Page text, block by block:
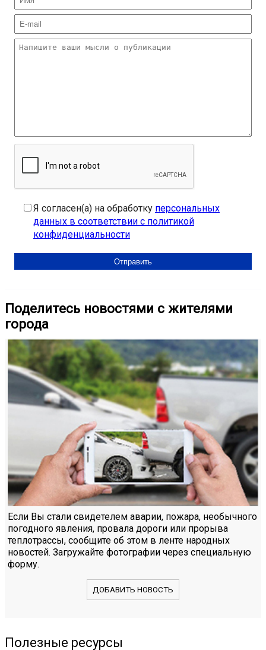
Я согласен(а) на обработку персональных
данных в соответствии с политикой
конфиденциальности
Поделитесь новостями с жителями
города
Если Вы стали свидетелем аварии, пожара, необычного
погодного явления, провала дороги или прорыва
теплотрассы, сообщите об этом в ленте народных
новостей. Загружайте фотографии через специальную
форму.
ДОБАВИТЬ НОВОСТЬ
Полезные ресурсы